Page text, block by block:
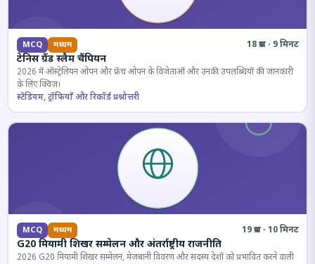
MCQ मध्यम 18 प्रश्न · 9 मिनट
टेनिस ग्रैंड स्लैम चैंपियन
2026 में ऑस्ट्रेलियन ओपन और फ्रेंच ओपन के विजेताओं और उनकी उपलब्धियों की जानकारी
के लिए क्विज़।
स्टेडियम, ट्रॉफियाँ और रिकॉर्ड प्रश्नोत्तरी
MCQ मध्यम 19 प्रश्न · 10 मिनट
G20 मियामी शिखर सम्मेलन और अंतर्राष्ट्रीय राजनीति
2026 G20 मियामी शिखर सम्मेलन, मेजबानी विवरण और सदस्य देशों को प्रभावित करने वाली